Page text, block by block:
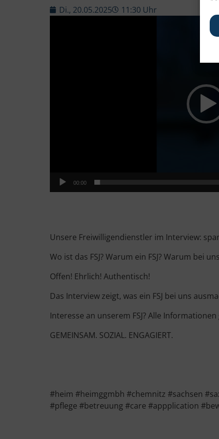
Di., 20.05.2025
11:30 Uhr
00:00
Unsere Freiwilligendienstler im Interview:
Wo ist das FSJ? Warum ein FSJ? Warum bei
Offen! Ehrlich! Authentisch!
Das Interview zeigt, was ein FSJ bei uns
Interesse an unserem FSJ? Alle
GEMEINSAM. SOZIAL. ENGAGIERT.
#heim #heimggmbh #chemnitz #sachsen
#pflege #betreuung #care #appplication